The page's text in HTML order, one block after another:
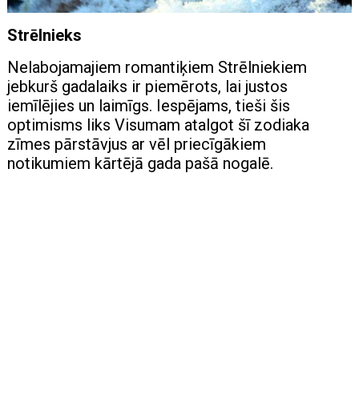
Strēlnieks
Nelabojamajiem romantiķiem Strēlniekiem
jebkurš gadalaiks ir piemērots, lai justos
iemīlējies un laimīgs. Iespējams, tieši šis
optimisms liks Visumam atalgot šī zodiaka
zīmes pārstāvjus ar vēl priecīgākiem
notikumiem kārtējā gada pašā nogalē.